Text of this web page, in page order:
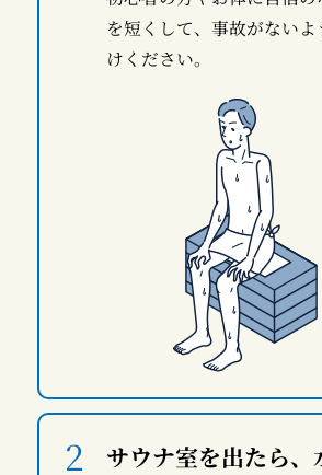
を短くして、事故がない
けください。
サウナ室を出たら、